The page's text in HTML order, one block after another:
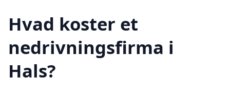
Hvad koster et
nedrivningsfirma i
Hals?